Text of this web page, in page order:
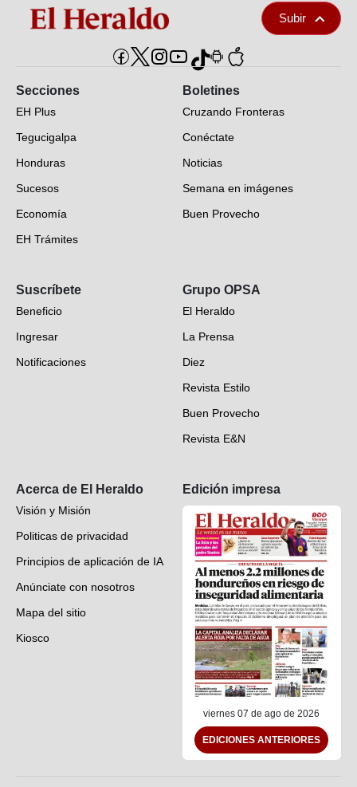
Subir
Secciones
EH Plus
Tegucigalpa
Honduras
Sucesos
Economía
EH Trámites
EH Verifica
Fotogalerías
Deportes
Videos
Boletines
Cruzando Fronteras
Conéctate
Noticias
Semana en imágenes
Buen Provecho
Suscríbete
Beneficio
Ingresar
Notificaciones
Grupo OPSA
El Heraldo
La Prensa
Diez
Revista Estilo
Buen Provecho
Revista E&N
Acerca de El Heraldo
Visión y Misión
Politicas de privacidad
Principios de aplicación de IA
Anúnciate con nosotros
Mapa del sitio
Kiosco
Edición impresa
viernes 07 de ago de 2026
EDICIONES ANTERIORES